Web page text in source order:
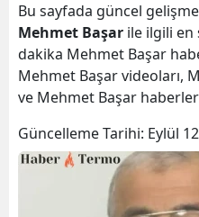
Bu sayfada güncel
Mehmet Başar ile ilgili en
dakika Mehmet Başar
Mehmet Başar videoları,
ve Mehmet Başar
Güncelleme Tarihi: Eylül